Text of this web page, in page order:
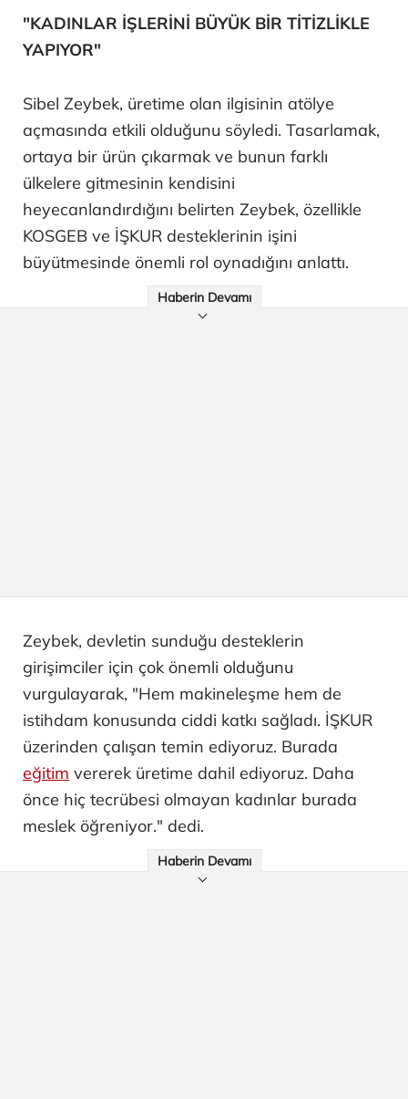
"KADINLAR İŞLERİNİ BÜYÜK BİR TİTİZLİKLE
YAPIYOR"
Sibel Zeybek, üretime olan ilgisinin atölye
açmasında etkili olduğunu söyledi. Tasarlamak,
ortaya bir ürün çıkarmak ve bunun farklı
ülkelere gitmesinin kendisini
heyecanlandırdığını belirten Zeybek, özellikle
KOSGEB ve İŞKUR desteklerinin işini
büyütmesinde önemli rol oynadığını anlattı.
Haberin Devamı
Zeybek, devletin sunduğu desteklerin
girişimciler için çok önemli olduğunu
vurgulayarak, "Hem makineleşme hem de
istihdam konusunda ciddi katkı sağladı. İŞKUR
üzerinden çalışan temin ediyoruz. Burada
eğitim vererek üretime dahil ediyoruz. Daha
önce hiç tecrübesi olmayan kadınlar burada
meslek öğreniyor." dedi.
Haberin Devamı